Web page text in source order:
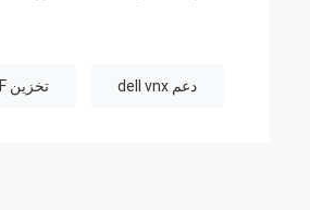
دعم dell vnx تخزين dell emc vnx VNXB6GDAE25F